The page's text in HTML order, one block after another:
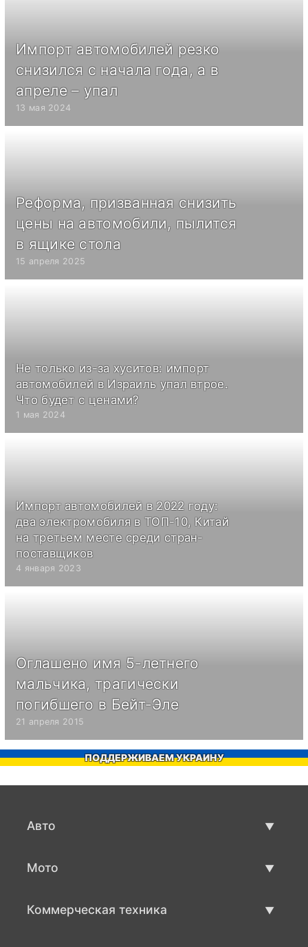
Импорт автомобилей резко
снизился с начала года, а в
апреле – упал
13 мая 2024
Реформа, призванная снизить
цены на автомобили, пылится
в ящике стола
15 апреля 2025
Не только из-за хуситов: импорт
автомобилей в Израиль упал втрое.
Что будет с ценами?
1 мая 2024
Импорт автомобилей в 2022 году:
два электромобиля в ТОП-10, Китай
на третьем месте среди стран-
поставщиков
4 января 2023
Оглашено имя 5-летнего
мальчика, трагически
погибшего в Бейт-Эле
21 апреля 2015
ПОДДЕРЖИВАЕМ УКРАИНУ
Авто
Мото
Коммерческая техника